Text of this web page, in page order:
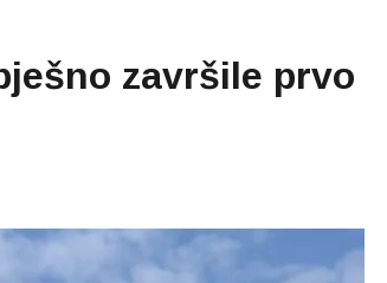
završile prvo